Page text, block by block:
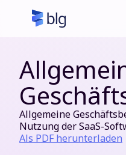
Allgemeine
Nutzung der SaaS-
Als PDF herunterladen